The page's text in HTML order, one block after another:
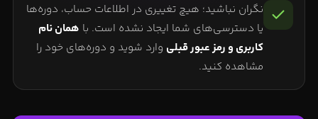
نگران نباشید؛ هیچ تغییری در اطلاعات حساب، دوره‌ها
یا دسترسی‌های شما ایجاد نشده است. با همان نام
کاربری و رمز عبور قبلی وارد شوید و دوره‌های خود را
مشاهده کنید.